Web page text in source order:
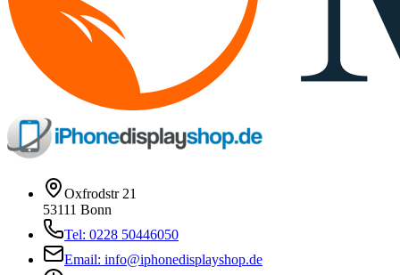
Oxfrodstr 21
53111 Bonn
Tel: 0228 50446050
Email: info@iphonedisplayshop.de